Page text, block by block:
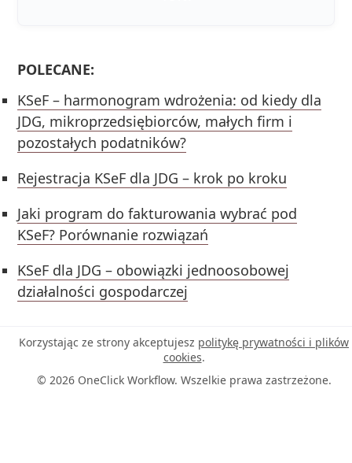
POLECANE:
KSeF – harmonogram wdrożenia: od kiedy dla
JDG, mikroprzedsiębiorców, małych firm i
pozostałych podatników?
Rejestracja KSeF dla JDG – krok po kroku
Jaki program do fakturowania wybrać pod
KSeF? Porównanie rozwiązań
KSeF dla JDG – obowiązki jednoosobowej
działalności gospodarczej
Korzystając ze strony akceptujesz politykę prywatności i plików
cookies.
© 2026 OneClick Workflow. Wszelkie prawa zastrzeżone.